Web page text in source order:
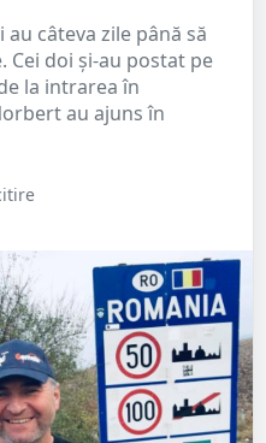
câteva zile până să
Cei doi și-au postat pe
la intrarea în
au ajuns în